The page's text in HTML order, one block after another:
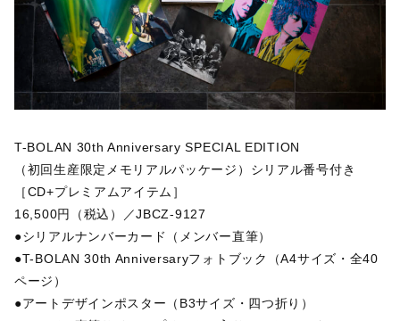
T-BOLAN 30th Anniversary SPECIAL EDITION
（初回生産限定メモリアルパッケージ）シリアル番号付き
［CD+プレミアムアイテム］
16,500円（税込）／JBCZ-9127
●シリアルナンバーカード（メンバー直筆）
●T-BOLAN 30th Anniversaryフォトブック（A4サイズ・全40
ページ）
●アートデザインポスター（B3サイズ・四つ折り）